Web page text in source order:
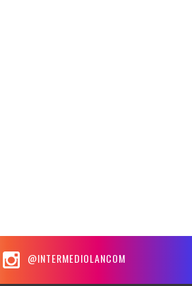
@INTERMEDIOLANCOM